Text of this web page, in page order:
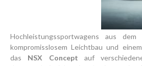
Hochleistungssportwagens aus
kompromisslosem Leichtbau und
das NSX Concept auf